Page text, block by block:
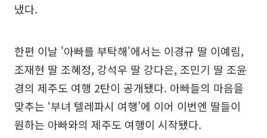
냈다.
한편 이날 '아빠를 부탁해'에서는 이경규 딸 이예림,
조재현 딸 조혜정, 강석우 딸 강다은, 조민기 딸 조윤
경의 제주도 여행 2탄이 공개됐다. 아빠들의 마음을
맞추는 ‘부녀 텔레파시 여행’에 이어 이번엔 딸들이
원하는 아빠와의 제주도 여행이 시작됐다.